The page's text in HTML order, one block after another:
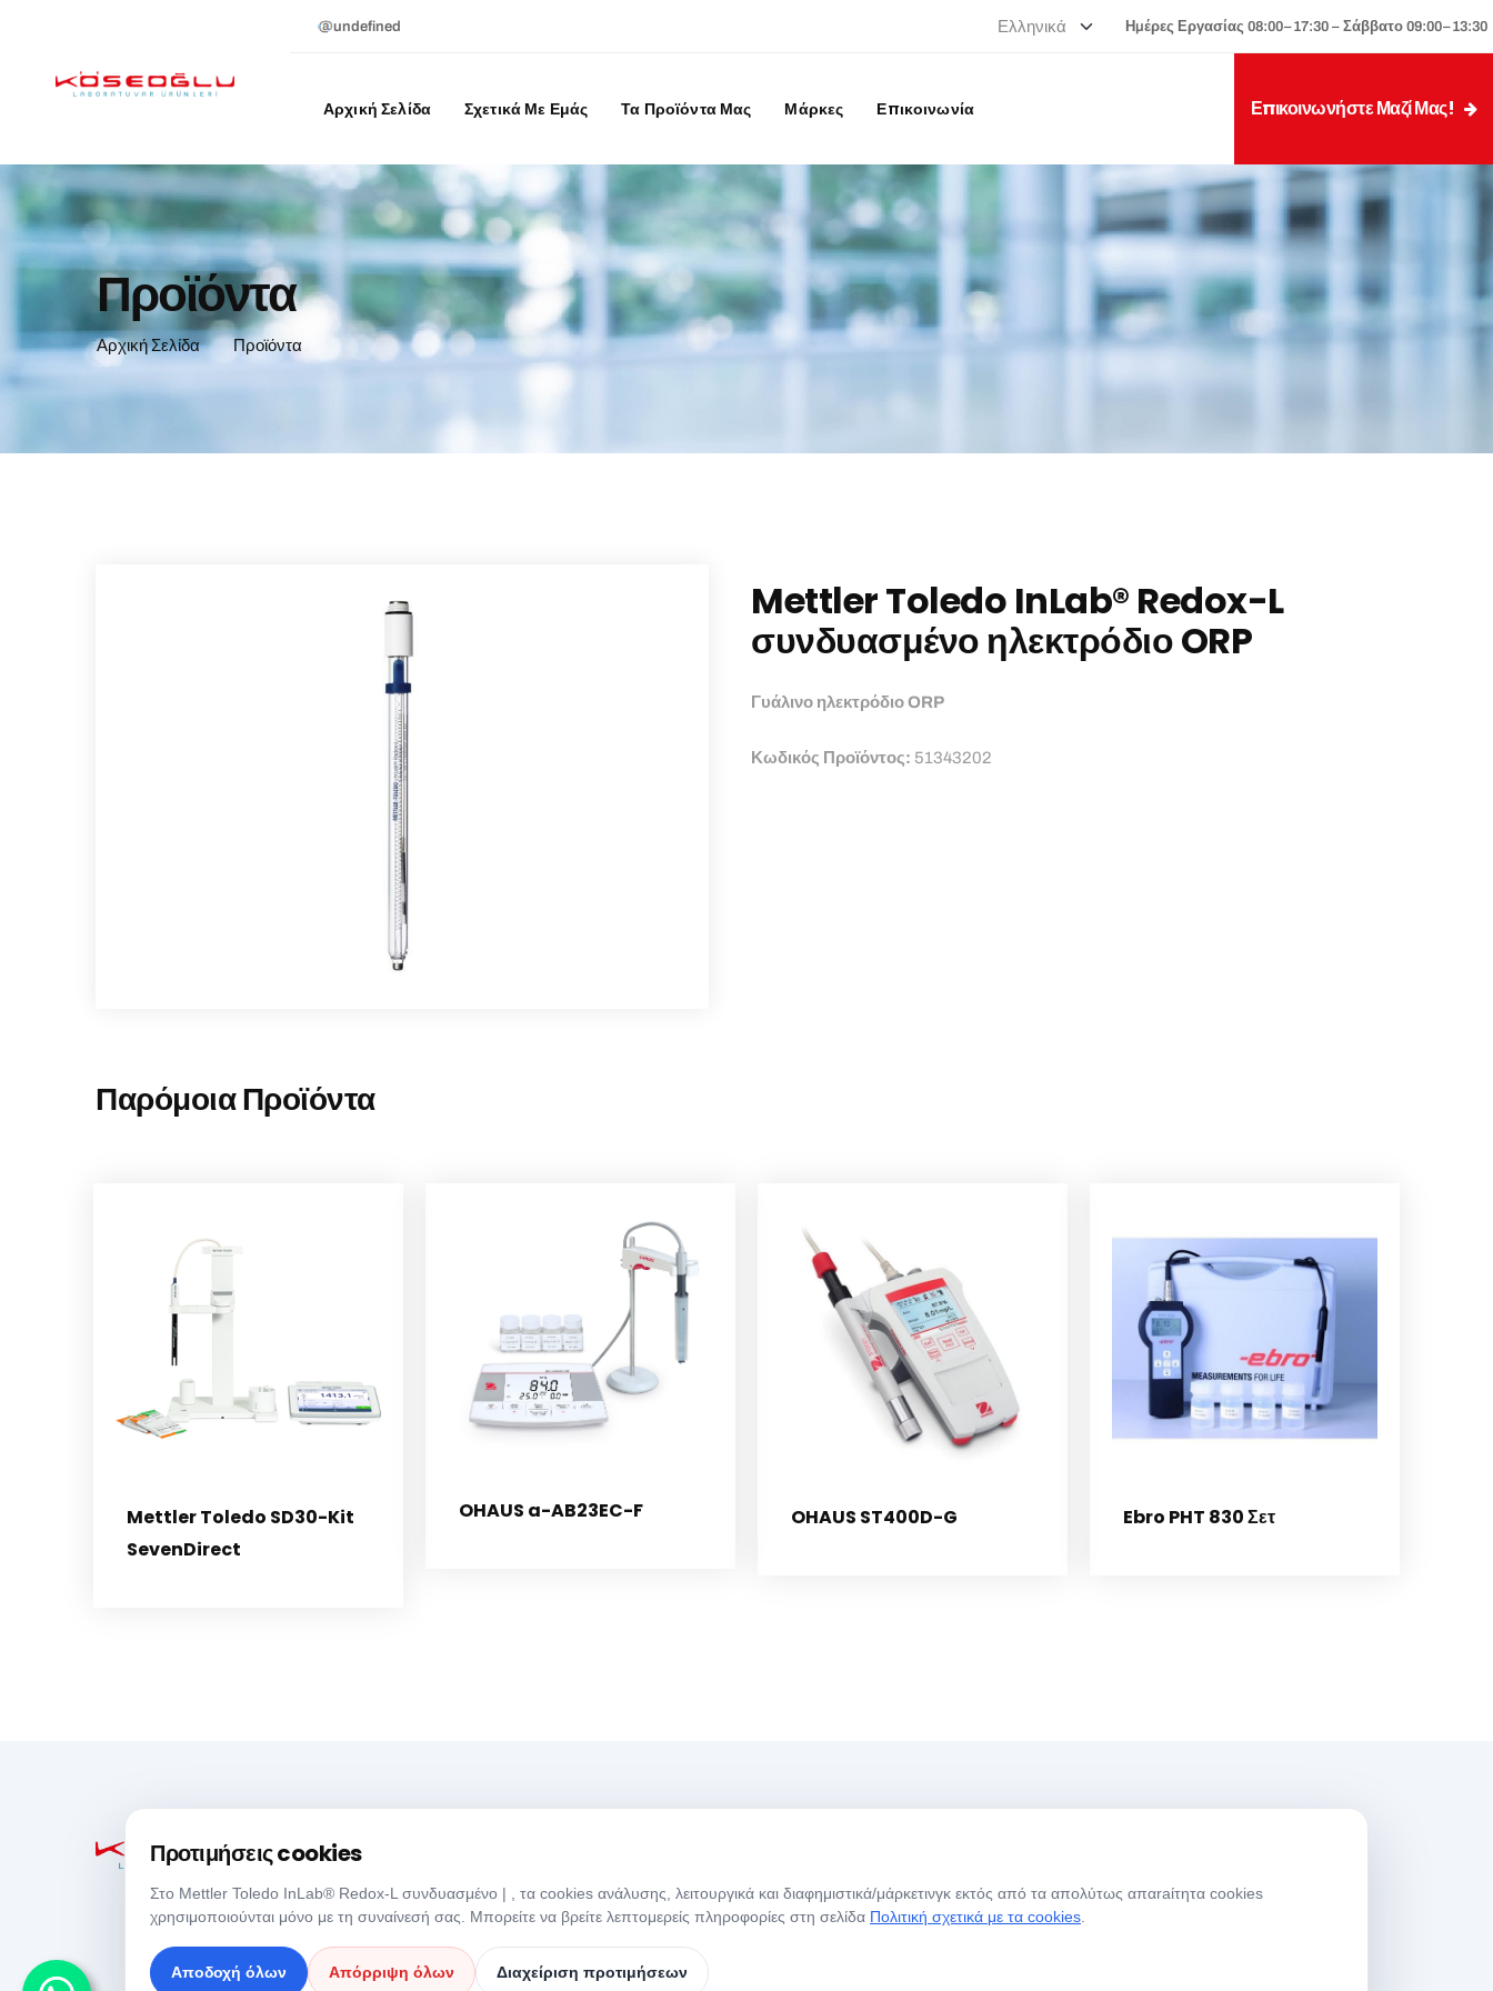
undefined Ημέρες Εργασίας 08:00–17:30 – Σάββατο 09:00–13:30
Αρχική Σελίδα Σχετικά Με Εμάς Τα Προϊόντα Μας Μάρκες Επικοινωνία Επικοινωνήστε Μαζί Μας!
Προϊόντα
Αρχική Σελίδα Προϊόντα
Mettler Toledo InLab® Redox-L
συνδυασμένο ηλεκτρόδιο ORP
Γυάλινο ηλεκτρόδιο ORP
Κωδικός Προϊόντος: 51343202
Παρόμοια Προϊόντα
Mettler Toledo SD30-Kit
SevenDirect
OHAUS a-AB23EC-F OHAUS ST400D-G Ebro PHT 830 Σετ
Αρχική Σελίδα Σχετικά με Εμάς
Τα Προϊόντα Μας
Ημέρες
08:00-
Προτιμήσεις cookies
Στο Mettler Toledo InLab® Redox-L συνδυασμένο | , τα cookies ανάλυσης, λειτουργικά και διαφημιστικά/μάρκετινγκ εκτός από τα απολύτως απαraίτητα cookies
χρησιμοποιούνται μόνο με τη συναίνεσή σας. Μπορείτε να βρείτε λεπτομερείς πληροφορίες στη σελίδα Πολιτική σχετικά με τα cookies
Αποδοχή όλων Απόρριψη όλων Διαχείριση προτιμήσεων